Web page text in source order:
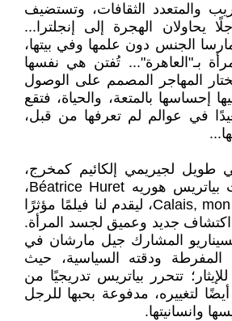
والمتعدد الثقافات، وتستضيف
يحاولان الهجرة إلى إنجلترا...
الجنس دون علمها وفي بيتها،
بـ"العاهرة"... تُفتن هي نفسها
المهاجر المصمم على الوصول
إحساسها بالمتعة، والحياة، فتقع
في عوالم لم تعرفها من قبل،
طويل لجيريمي إلكائيم كمخرج،
حيث أقتبس مذكرات بياتريس هوريه Béatrice Huret،
"كاليه، حبي" Calais, mon amour، ليقدم لنا فيلمًا مؤثرًا
اكتشاف جديد وعميق لجسد المرأة.
المشارك جيل مارشان في
المفرطة ودقته السياسية، حيث
تتحرر بياتريس تدريجيًا من
لتغييره، مدفوعة بحبها للرجل
وانسانيتها.